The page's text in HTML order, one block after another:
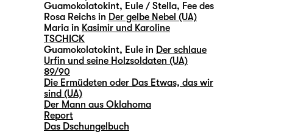
Guamokolatokint, Eule / Stella, Fee des
Rosa Reichs in Der gelbe Nebel (UA)
Maria in Kasimir und Karoline
TSCHICK
Guamokolatokint, Eule in Der schlaue
Urfin und seine Holzsoldaten (UA)
89/90
Die Ermüdeten oder Das Etwas, das wir
sind (UA)
Der Mann aus Oklahoma
Report
Das Dschungelbuch